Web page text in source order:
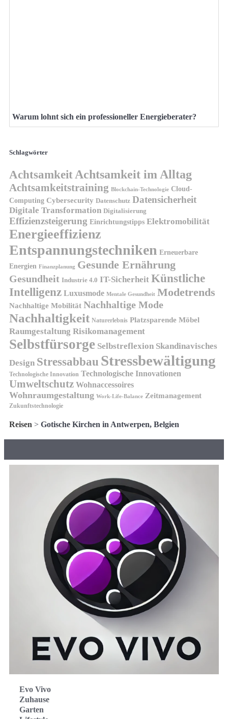
Warum lohnt sich ein professioneller Energieberater?
Schlagwörter
AchtsamkeitAchtsamkeit im Alltag
Achtsamkeitstraining Blockchain-Technologie Cloud-
Computing Cybersecurity Datenschutz Datensicherheit
Digitale Transformation Digitalisierung
Effizienzsteigerung Einrichtungstipps Elektromobilität
Energieeffizienz
Entspannungstechniken Erneuerbare
Energien Finanzplanung Gesunde Ernährung
Gesundheit Industrie 4.0 IT-Sicherheit Künstliche
Intelligenz Luxusmode Mentale Gesundheit Modetrends
Nachhaltige Mobilität Nachhaltige Mode
Nachhaltigkeit Naturerlebnis Platzsparende Möbel
Raumgestaltung Risikomanagement
Selbstfürsorge Selbstreflexion Skandinavisches
Design Stressabbau Stressbewältigung
Technologische Innovation Technologische Innovationen
Umweltschutz Wohnaccessoires
Wohnraumgestaltung Work-Life-Balance Zeitmanagement
Zukunftstechnologie
Reisen > Gotische Kirchen in Antwerpen, Belgien
Evo Vivo
Zuhause
Garten